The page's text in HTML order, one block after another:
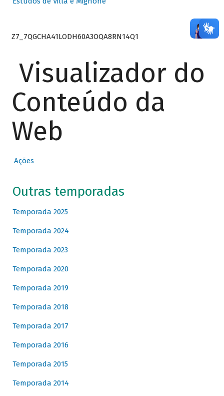
Z7_7QGCHA41LODH60A3OQA8RN14Q1
Visualizador do
Conteúdo da
Web
Ações
Outras temporadas
Temporada 2025
Temporada 2024
Temporada 2023
Temporada 2020
Temporada 2019
Temporada 2018
Temporada 2017
Temporada 2016
Temporada 2015
Temporada 2014